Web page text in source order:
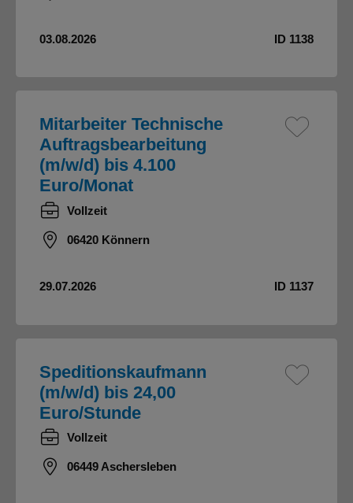
03.08.2026 ID 1138
Mitarbeiter Technische
Auftragsbearbeitung
(m/w/d) bis 4.100
Euro/Monat
Vollzeit
06420 Könnern
29.07.2026 ID 1137
Speditionskaufmann
(m/w/d) bis 24,00
Euro/Stunde
Vollzeit
06449 Aschersleben